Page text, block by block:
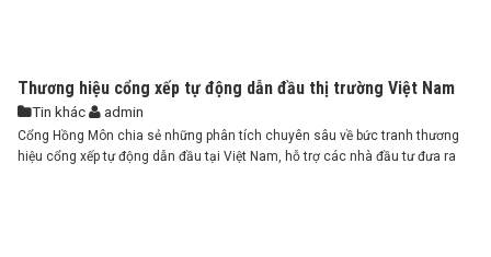
Thương hiệu cổng xếp tự động dẫn đầu thị trường Việt Nam
Tin khác admin
Cổng Hồng Môn chia sẻ những phân tích chuyên sâu về bức tranh thương
hiệu cổng xếp tự động dẫn đầu tại Việt Nam, hỗ trợ các nhà đầu tư đưa ra